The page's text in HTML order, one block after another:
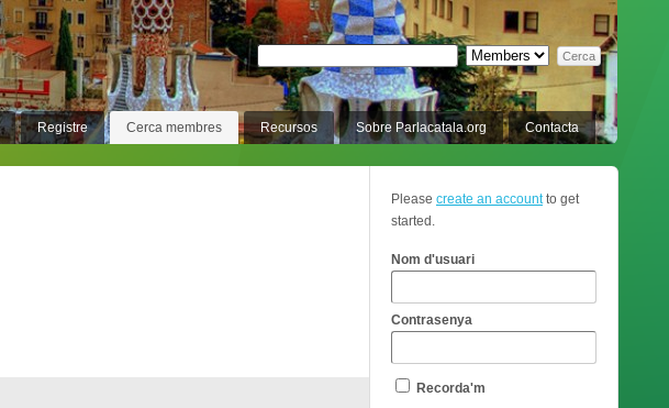
Registre Cerca membres Recursos Sobre Parlacatala.org Contacta
Please create an accountto get
started.
Nom d'usuari
Contrasenya
Recorda'm